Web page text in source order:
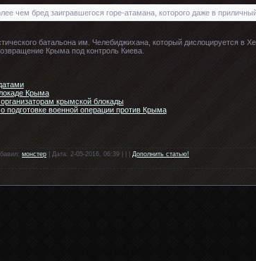
чем бред заигравшегося горе-атамана, которого даже в
батальона им. Челебиджихана, который дислоцируется в
Крыма под контроль Киева.
Крыма
крымской блокады
подготовке военной операции против Крыма
монстер | Дата: 2-05-2016, 06:39 | | | Дополнить статью!